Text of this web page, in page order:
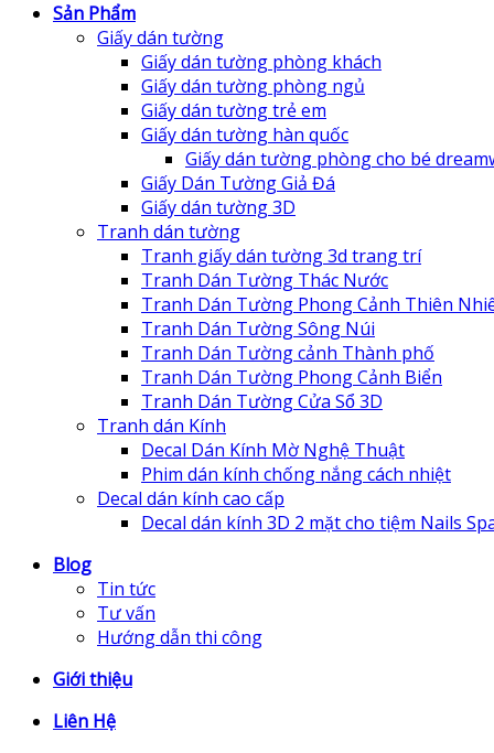
Sản Phẩm
Giấy dán tường
Giấy dán tường phòng khách
Giấy dán tường phòng ngủ
Giấy dán tường trẻ em
Giấy dán tường hàn quốc
Giấy dán tường phòng cho bé
Giấy Dán Tường Giả Đá
Giấy dán tường 3D
Tranh dán tường
Tranh giấy dán tường 3d trang trí
Tranh Dán Tường Thác Nước
Tranh Dán Tường Phong Cảnh Thiên
Tranh Dán Tường Sông Núi
Tranh Dán Tường cảnh Thành phố
Tranh Dán Tường Phong Cảnh Biển
Tranh Dán Tường Cửa Sổ 3D
Tranh dán Kính
Decal Dán Kính Mờ Nghệ Thuật
Phim dán kính chống nắng cách nhiệt
Decal dán kính cao cấp
Decal dán kính 3D 2 mặt cho tiệm Nails
Blog
Tin tức
Tư vấn
Hướng dẫn thi công
Giới thiệu
Liên Hệ